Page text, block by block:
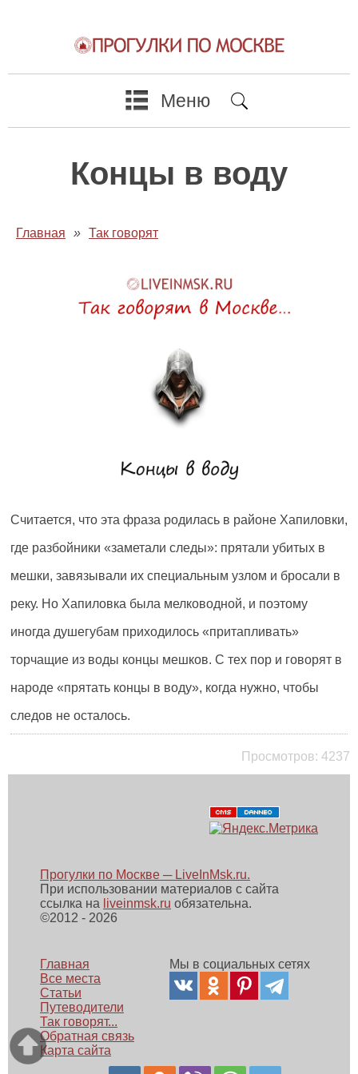
Меню
Концы в воду
Главная » Так говорят
Считается, что эта фраза родилась в районе Хапиловки,
где разбойники «заметали следы»: прятали убитых в
мешки, завязывали их специальным узлом и бросали в
реку. Но Хапиловка была мелководной, и поэтому
иногда душегубам приходилось «притапливать»
торчащие из воды концы мешков. С тех пор и говорят в
народе «прятать концы в воду», когда нужно, чтобы
следов не осталось.
Просмотров: 4237
Прогулки по Москве ─ LiveInMsk.ru.
При использовании материалов с сайта
ссылка на liveinmsk.ru обязательна.
©2012 - 2026
Главная
Все места
Статьи
Путеводители
Так говорят...
Обратная связь
Карта сайта
Мы в социальных сетях